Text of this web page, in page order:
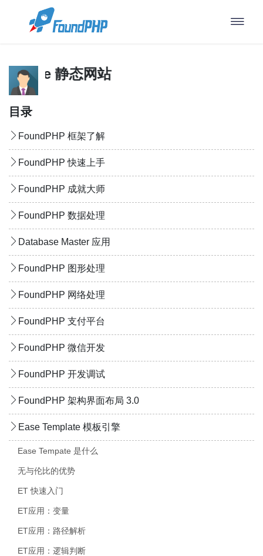
静态网站
目录
FoundPHP 框架了解
FoundPHP 快速上手
FoundPHP 成就大师
FoundPHP 数据处理
Database Master 应用
FoundPHP 图形处理
FoundPHP 网络处理
FoundPHP 支付平台
FoundPHP 微信开发
FoundPHP 开发调试
FoundPHP 架构界面布局 3.0
Ease Template 模板引擎
Ease Tempate 是什么
无与伦比的优势
ET 快速入门
ET应用：变量
ET应用：路径解析
ET应用：逻辑判断